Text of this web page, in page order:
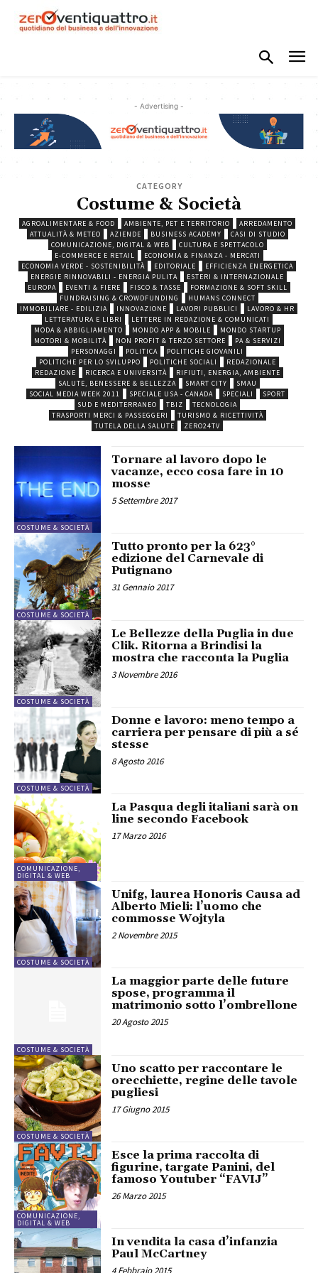
- Advertising -
CATEGORY
Costume & Società
AGROALIMENTARE & FOOD AMBIENTE, PET E TERRITORIO
ARREDAMENTO
ATTUALITÀ & METEO
AZIENDE BUSINESS ACADEMY
CASI DI STUDIO
COMUNICAZIONE, DIGITAL & WEB
CULTURA E SPETTACOLO
E-COMMERCE E RETAIL
ECONOMIA & FINANZA - MERCATI
ECONOMIA VERDE - SOSTENIBILITÀ
EDITORIALE
EFFICIENZA ENERGETICA
ENERGIE RINNOVABILI - ENERGIA PULITA
ESTERI & INTERNAZIONALE
EUROPA
EVENTI & FIERE FISCO & TASSE
FORMAZIONE & SOFT SKILL
FUNDRAISING & CROWDFUNDING
HUMANS CONNECT
IMMOBILIARE - EDILIZIA
INNOVAZIONE LAVORI PUBBLICI
LAVORO & HR
LETTERATURA E LIBRI
LETTERE IN REDAZIONE & COMUNICATI
MODA & ABBIGLIAMENTO
MONDO APP & MOBILE
MONDO STARTUP
MOTORI & MOBILITÀ
NON PROFIT & TERZO SETTORE
PA & SERVIZI
PERSONAGGI
POLITICA
POLITICHE GIOVANILI
POLITICHE PER LO SVILUPPO
POLITICHE SOCIALI
REDAZIONALE
REDAZIONE
RICERCA E UNIVERSITÀ
RIFIUTI, ENERGIA, AMBIENTE
SALUTE, BENESSERE & BELLEZZA
SMART CITY
SMAU
SOCIAL MEDIA WEEK 2011
SPECIALE USA - CANADA SPECIALI
SPORT
SUD E MEDITERRANEO
TBIZ
TECNOLOGIA
TRASPORTI MERCI & PASSEGGERI
TURISMO & RICETTIVITÀ
TUTELA DELLA SALUTE
ZERO24TV
COSTUME & SOCIETÀ
Tornare al lavoro dopo le
vacanze, ecco cosa fare in 10
mosse
5 Settembre 2017
COSTUME & SOCIETÀ
Tutto pronto per la 623°
edizione del Carnevale di
Putignano
31 Gennaio 2017
COSTUME & SOCIETÀ
Le Bellezze della Puglia in due
Clik. Ritorna a Brindisi la
mostra che racconta la Puglia
3 Novembre 2016
COSTUME & SOCIETÀ
Donne e lavoro: meno tempo a
carriera per pensare di più a sé
stesse
8 Agosto 2016
COMUNICAZIONE,
DIGITAL & WEB
La Pasqua degli italiani sarà on
line secondo Facebook
17 Marzo 2016
COSTUME & SOCIETÀ
Unifg, laurea Honoris Causa ad
Alberto Mieli: l’uomo che
commosse Wojtyla
2 Novembre 2015
COSTUME & SOCIETÀ
La maggior parte delle future
spose, programma il
matrimonio sotto l’ombrellone
20 Agosto 2015
COSTUME & SOCIETÀ
Uno scatto per raccontare le
orecchiette, regine delle tavole
pugliesi
17 Giugno 2015
COMUNICAZIONE,
DIGITAL & WEB
Esce la prima raccolta di
figurine, targate Panini, del
famoso Youtuber “FAVIJ”
26 Marzo 2015
In vendita la casa d’infanzia
Paul McCartney